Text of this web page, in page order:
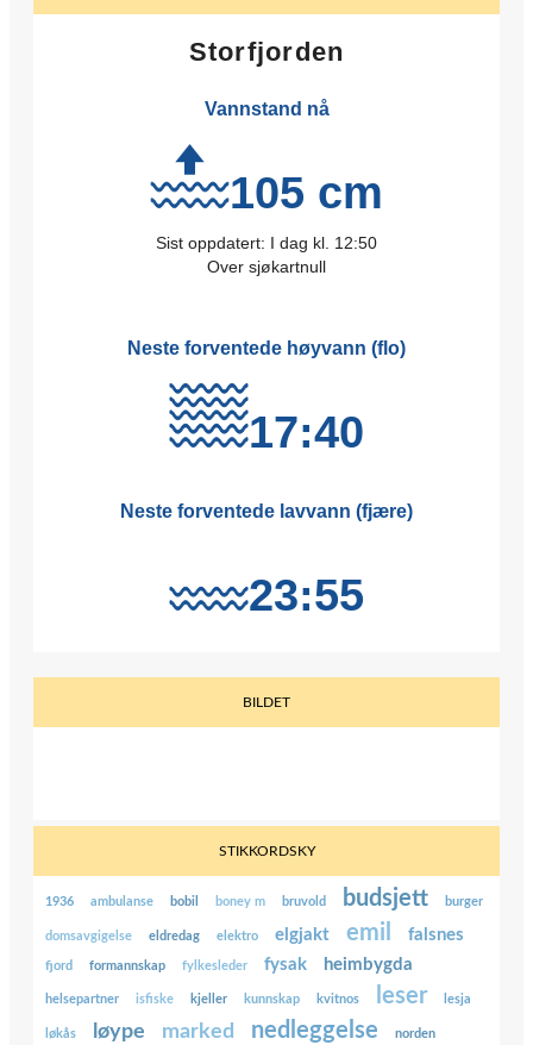
BILDET
STIKKORDSKY
1936 ambulanse bobil boney m bruvold budsjett burger
domsavgigelse eldredag elektro elgjakt emil falsnes
fjord formannskap fylkesleder fysak heimbygda
helsepartner isfiske kjeller kunnskap kvitnos leser lesja
løkås løype marked nedleggelse norden